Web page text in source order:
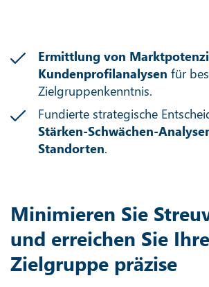
Ermittlung von
Kundenprofilanalysen für
Zielgruppenkenntnis.
Fundierte strategische
Stärken-Schwächen-
Standorten.
Minimieren Sie
und erreichen Sie Ihre
Zielgruppe präzise